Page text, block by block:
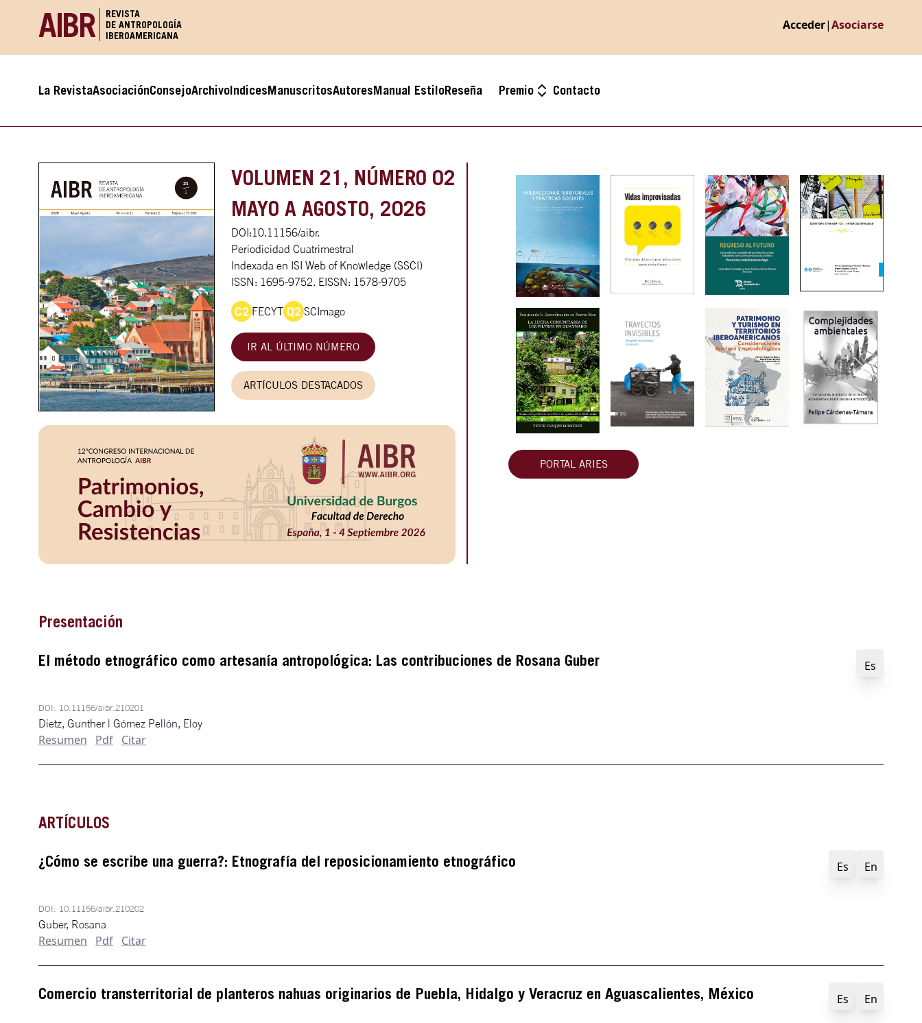
AIBR
REVISTA
DE ANTROPOLOGÍA
IBEROAMERICANA
Acceder|Asociarse
La RevistaAsociaciónConsejoArchivoIndicesManuscritosAutoresManual EstiloReseña Premio Contacto
VOLUMEN 21 , NÚMERO 02
MAYO A AGOSTO, 2026
DOI:10.11156/aibr.
Periodicidad Cuatrimestral
Indexada en ISI Web of Knowledge (SSCI)
ISSN: 1695-9752. EISSN: 1578-9705
FECYT SCImago
IR AL ÚLTIMO NÚMERO
ARTÍCULOS DESTACADOS
PORTAL ARIES
Presentación
El método etnográfico como artesanía antropológica: Las contribuciones de Rosana Guber Es
DOI: 10.11156/aibr.210201
Dietz, Gunther | Gómez Pellón, Eloy
Resumen Pdf Citar
ARTÍCULOS
¿Cómo se escribe una guerra?: Etnografía del reposicionamiento etnográfico Es En
DOI: 10.11156/aibr.210202
Guber, Rosana
Resumen Pdf Citar
Comercio transterritorial de planteros nahuas originarios de Puebla, Hidalgo y Veracruz en Aguascalientes, México Es En